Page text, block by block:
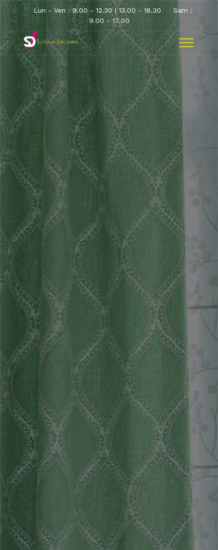
Lun - Ven : 9.00 - 12.30 | 13.00 - 18.30
Sam :
9.00 - 17.00